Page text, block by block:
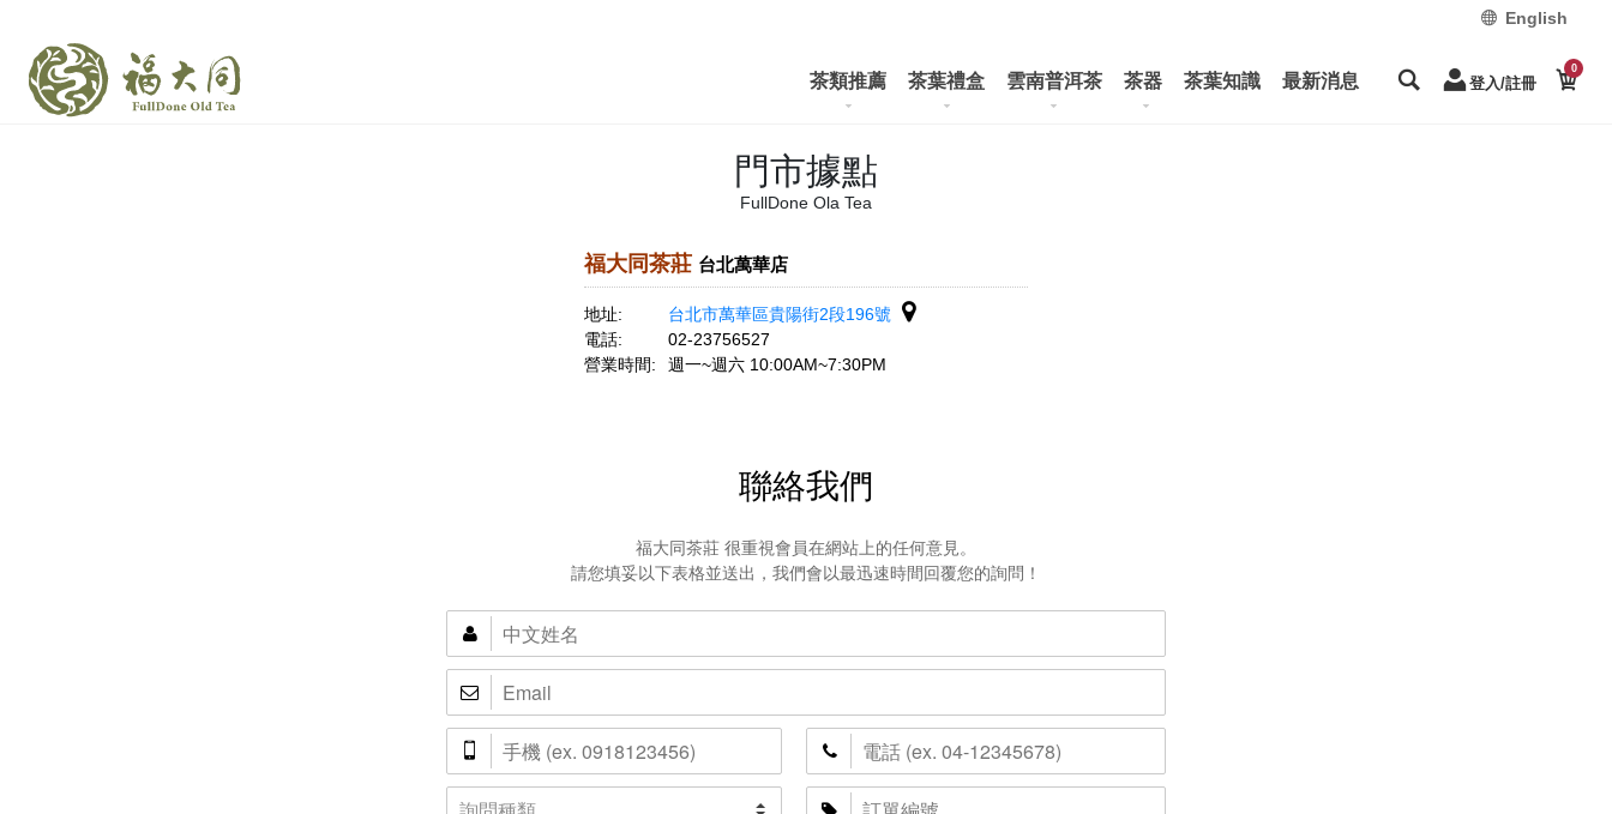
English
茶類推薦 茶葉禮盒 雲南普洱茶 茶器 茶葉知識 最新消息 登入/註冊
0
門市據點
FullDone Ola Tea
福大同茶莊 台北萬華店
地址:
台北市萬華區貴陽街2段196號
電話:
02-23756527
營業時間:
週一~週六 10:00AM~7:30PM
聯絡我們
福大同茶莊 很重視會員在網站上的任何意見。
請您填妥以下表格並送出，我們會以最迅速時間回覆您的詢問！